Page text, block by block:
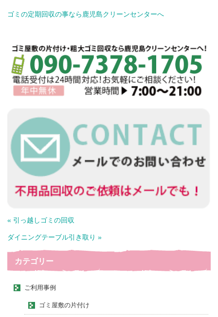
ゴミの定期回収の事なら鹿児島クリーンセンターへ
« 引っ越しゴミの回収
ダイニングテーブル引き取り »
カテゴリー
ご利用事例
ゴミ屋敷の片付け